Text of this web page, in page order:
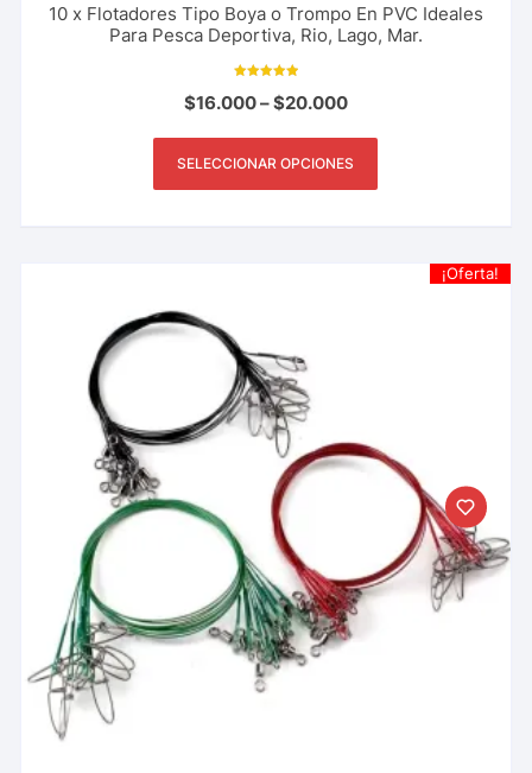
10 x Flotadores Tipo Boya o Trompo En PVC Ideales
Para Pesca Deportiva, Rio, Lago, Mar.
5.00
de 5
$16.000–$20.000
SELECCIONAR OPCIONES
¡Oferta!